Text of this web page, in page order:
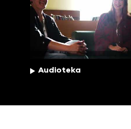
Audioteka